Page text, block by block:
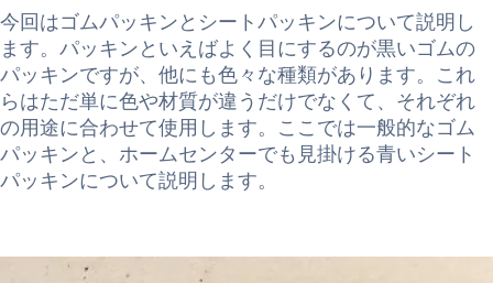
今回はゴムパッキンとシートパッキンについて説明し
ます。パッキンといえばよく目にするのが黒いゴムの
パッキンですが、他にも色々な種類があります。これ
らはただ単に色や材質が違うだけでなくて、それぞれ
の用途に合わせて使用します。ここでは一般的なゴム
パッキンと、ホームセンターでも見掛ける青いシート
パッキンについて説明します。